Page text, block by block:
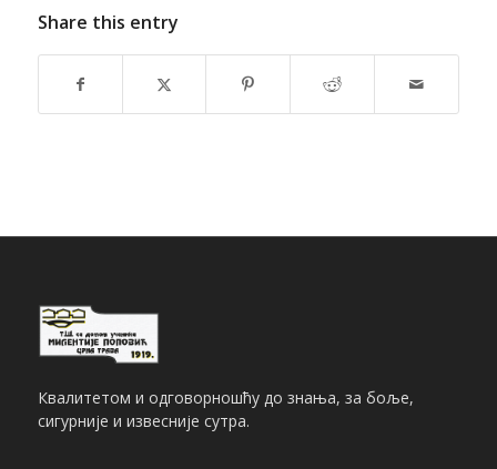
Share this entry
Квалитетом и одговорношћу до знања, за боље,
сигурније и извесније сутра.